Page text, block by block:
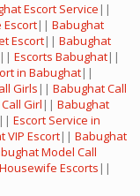
Escort Service ||
Escort|| Babughat
Escort|| Babughat
|| Escorts Babughat||
in Babughat||
Girls || Babughat Call
Girl || Babughat
|| Escort Service in
VIP Escort|| Babughat
Model Call
Escorts ||